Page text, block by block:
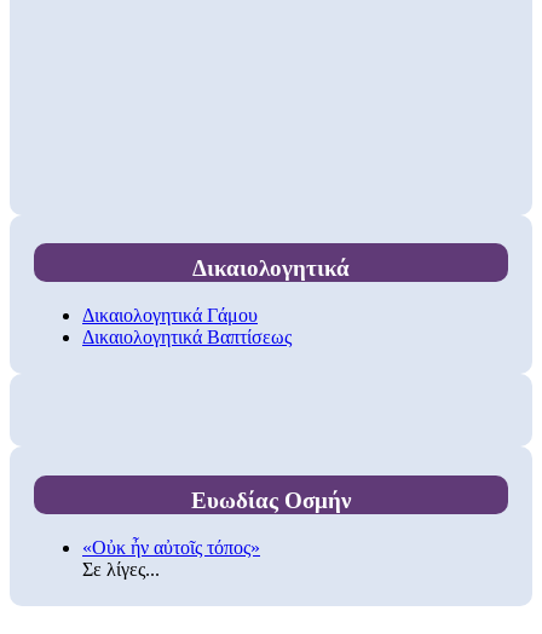
Δικαιολογητικά
Δικαιολογητικά Γάμου
Δικαιολογητικά Βαπτίσεως
Ευωδίας Οσμήν
«Οὐκ ἦν αὐτοῖς τόπος»
Σε λίγες...